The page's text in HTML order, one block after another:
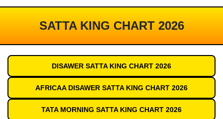
SATTA KING CHART 2026
DISAWER SATTA KING CHART 2026
AFRICAA DISAWER SATTA KING CHART 2026
TATA MORNING SATTA KING CHART 2026